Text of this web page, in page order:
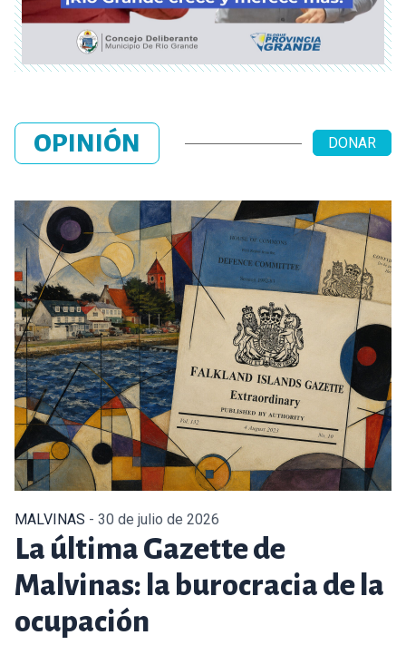
OPINIÓN DONAR
MALVINAS - 30 de julio de 2026
La última Gazette de
Malvinas: la burocracia de la
ocupación